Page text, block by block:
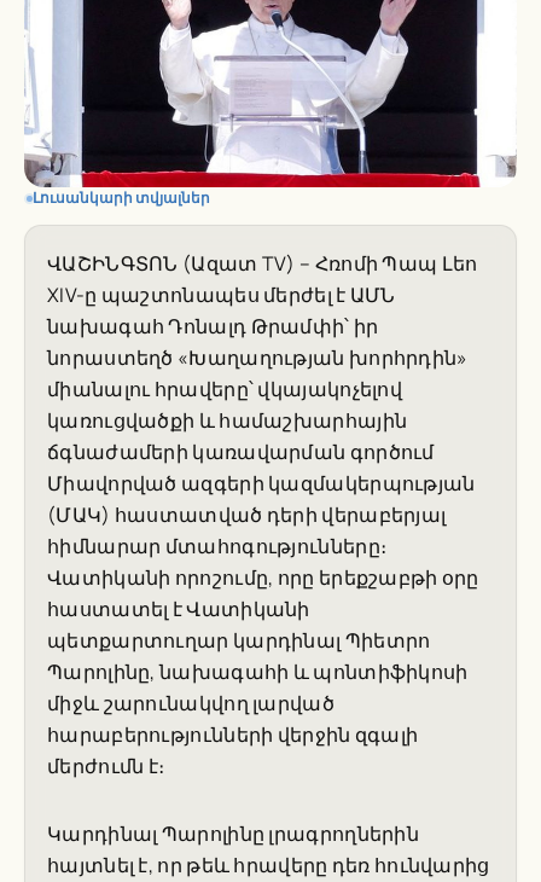
Լուսանկարի տվյալներ
ՎԱՇԻՆԳՏՈՆ (Ազատ TV) – Հռոմի Պապ Լեո
XIV-ը պաշտոնապես մերժել է ԱՄՆ
նախագահ Դոնալդ Թրամփի՝ իր
նորաստեղծ «Խաղաղության խորհրդին»
միանալու հրավերը՝ վկայակոչելով
կառուցվածքի և համաշխարհային
ճգնաժամերի կառավարման գործում
Միավորված ազգերի կազմակերպության
(ՄԱԿ) հաստատված դերի վերաբերյալ
հիմնարար մտահոգությունները։
Վատիկանի որոշումը, որը երեքշաբթի օրը
հաստատել է Վատիկանի
պետքարտուղար կարդինալ Պիետրո
Պարոլինը, նախագահի և պոնտիֆիկոսի
միջև շարունակվող լարված
հարաբերությունների վերջին զգալի
մերժումն է։
Կարդինալ Պարոլինը լրագրողներին
հայտնել է, որ թեև հրավերը դեռ հունվարից